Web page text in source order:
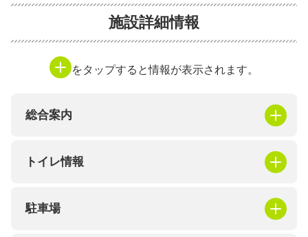
施設詳細情報
をタップすると情報が表示されます。
総合案内
トイレ情報
駐車場